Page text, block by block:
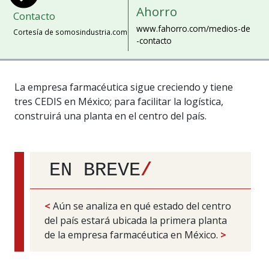
Contacto
Cortesía de somosindustria.com
Ahorro
www.fahorro.com/medios-de
-contacto
La empresa farmacéutica sigue creciendo y tiene
tres CEDIS en México; para facilitar la logística,
construirá una planta en el centro del país.
EN BREVE/
< Aún se analiza en qué estado del centro
del país estará ubicada la primera planta
de la empresa farmacéutica en México. >